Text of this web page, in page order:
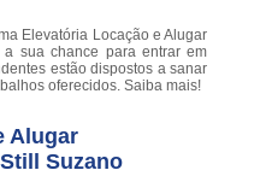
Elevatória Locação e Alugar
a sua chance para entrar em
estão dispostos a sanar
oferecidos. Saiba mais!
Alugar
Suzano